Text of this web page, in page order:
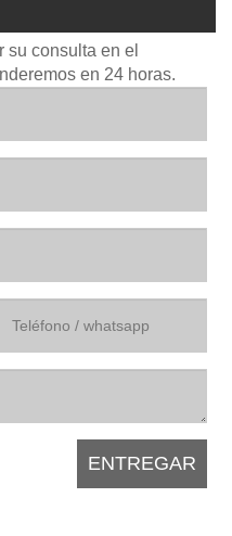
su consulta en el
en 24 horas.